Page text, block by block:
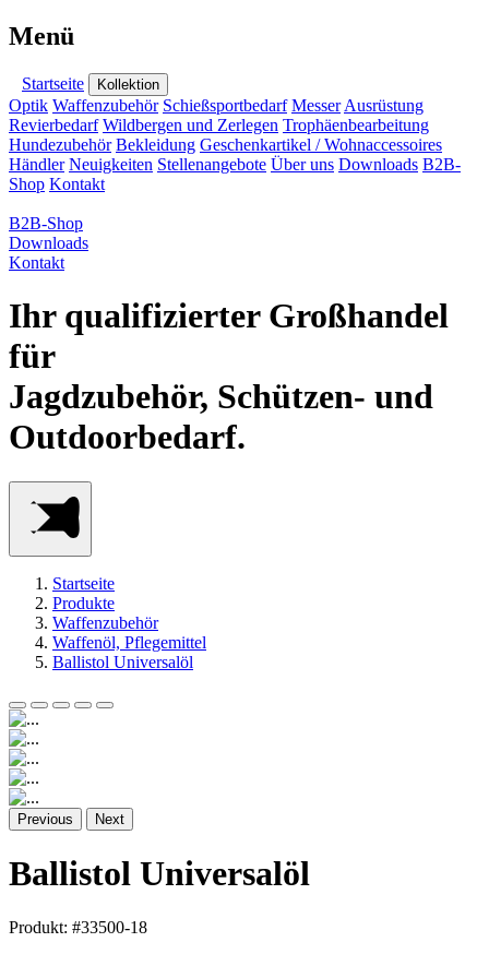
Menü
Startseite Kollektion
Optik Waffenzubehör Schießsportbedarf Messer Ausrüstung
Revierbedarf Wildbergen und Zerlegen Trophäenbearbeitung
Hundezubehör Bekleidung Geschenkartikel / Wohnaccessoires
Händler Neuigkeiten Stellenangebote Über uns Downloads B2B-
Shop Kontakt
B2B-Shop
Downloads
Kontakt
Ihr qualifizierter Großhandel
für
Jagdzubehör, Schützen- und
Outdoorbedarf.
Startseite
Produkte
Waffenzubehör
Waffenöl, Pflegemittel
Ballistol Universalöl
Previous Next
Ballistol Universalöl
Produkt: #33500-18